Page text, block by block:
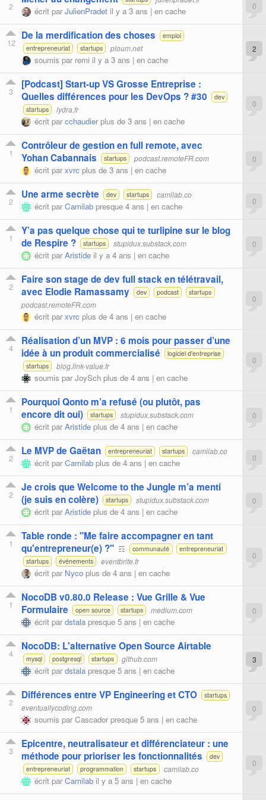
2 écrit parJulienPradet il y a 3 ans | en cache 0
12
De la merdification des choses
emploi
entrepreneuriat
startups ploum.net
soumis par remi il y a 3 ans | en cache
2
3
[Podcast] Start-up VS Grosse Entreprise :
Quelles différences pour les DevOps ? #30
dev
startups
lydra.fr
écrit parcchaudierplus de 3 ans | en cache
0
1
Contrôleur de gestion en full remote, avec
Yohan Cabannais
startups podcast.remoteFR.com
écrit parxvrc plus de 3 ans | en cache
0
2
Une arme secrète dev startups camilab.co
écrit parCamilab presque 4 ans | en cache 0
1
Y’a pas quelque chose qui te turlipine sur le blog
de Respire ?
startups stupidux.substack.com
écrit parAristide il y a 4 ans | en cache
0
2
Faire son stage de dev full stack en télétravail,
avec Elodie Ramassamy
dev podcast startups
podcast.remoteFR.com
écrit parxvrc plus de 4 ans | en cache
0
4
Réalisation d’un MVP : 6 mois pour passer d’une
idée à un produit commercialisé
logiciel d'entreprise
startups
blog.link-value.fr
soumis parJoySch plus de 4 ans | en cache
0
1
Pourquoi Qonto m’a refusé (ou plutôt, pas
encore dit oui)
startups stupidux.substack.com
écrit parAristide plus de 4 ans | en cache
0
2
Le MVP de Gaëtan entrepreneuriat startups camilab.co
écrit parCamilab plus de 4 ans | en cache 0
2
Je crois que Welcome to the Jungle m’a menti
(je suis en colère)
startups stupidux.substack.com
écrit parAristide plus de 4 ans | en cache
0
1
Table ronde : "Me faire accompagner en tant
qu'entrepreneur(e) ?" ☶ communauté
entrepreneuriat
startups
événements eventbrite.fr
écrit par Nyco plus de 4 ans | en cache
0
1
NocoDB v0.80.0 Release : Vue Grille & Vue
Formulaire
open source startups medium.com
écrit pardstala presque 5 ans | en cache
0
4
NocoDB: L'alternative Open Source Airtable
mysql postgresql startups github.com
écrit pardstala presque 5 ans | en cache
3
2
Différences entre VP Engineering et CTO startups
eventuallycoding.com
soumis parCascadorpresque 5 ans | en cache
0
3
Epicentre, neutralisateur et différenciateur : une
méthode pour prioriser les fonctionnalités
dev
entrepreneuriat
programmation startups camilab.co
écrit parCamilab il y a 5 ans | en cache
0